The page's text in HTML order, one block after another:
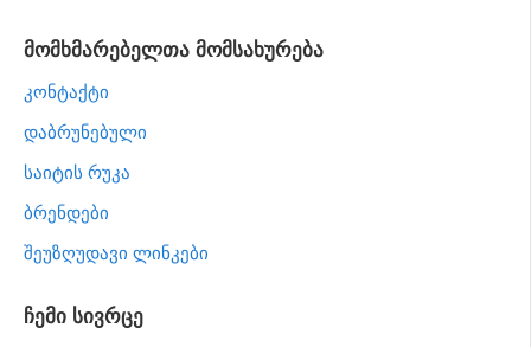
მომხმარებელთა მომსახურება
კონტაქტი
დაბრუნებული
საიტის რუკა
ბრენდები
შეუზღუდავი ლინკები
ჩემი სივრცე